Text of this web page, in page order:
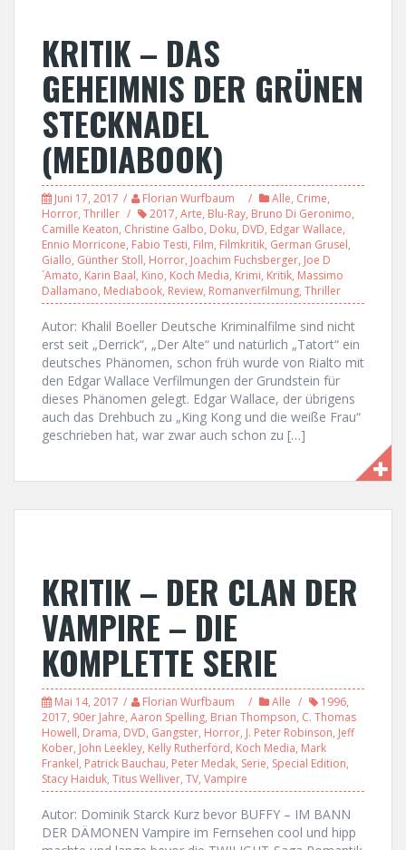
KRITIK – DAS
GEHEIMNIS DER GRÜNEN
STECKNADEL
(MEDIABOOK)
Juni 17, 2017 Florian Wurfbaum Alle, Crime,
Horror, Thriller 2017, Arte, Blu-Ray, Bruno Di Geronimo,
Camille Keaton, Christine Galbo, Doku, DVD, Edgar Wallace,
Ennio Morricone, Fabio Testi, Film, Filmkritik, German Grusel,
Giallo, Günther Stoll, Horror, Joachim Fuchsberger, Joe D
´Amato, Karin Baal, Kino, Koch Media, Krimi, Kritik, Massimo
Dallamano, Mediabook, Review, Romanverfilmung, Thriller
Autor: Khalil Boeller Deutsche Kriminalfilme sind nicht
erst seit „Derrick“, „Der Alte“ und natürlich „Tatort“ ein
deutsches Phänomen, schon früh wurde von Rialto mit
den Edgar Wallace Verfilmungen der Grundstein für
dieses Phänomen gelegt. Edgar Wallace, der übrigens
auch das Drehbuch zu „King Kong und die weiße Frau“
geschrieben hat, war zwar auch schon zu […]
KRITIK – DER CLAN DER
VAMPIRE – DIE
KOMPLETTE SERIE
Mai 14, 2017 Florian Wurfbaum Alle 1996,
2017, 90er Jahre, Aaron Spelling, Brian Thompson, C. Thomas
Howell, Drama, DVD, Gangster, Horror, J. Peter Robinson, Jeff
Kober, John Leekley, Kelly Rutherford, Koch Media, Mark
Frankel, Patrick Bauchau, Peter Medak, Serie, Special Edition,
Stacy Haiduk, Titus Welliver, TV, Vampire
Autor: Dominik Starck Kurz bevor BUFFY – IM BANN
DER DÄMONEN Vampire im Fernsehen cool und hipp